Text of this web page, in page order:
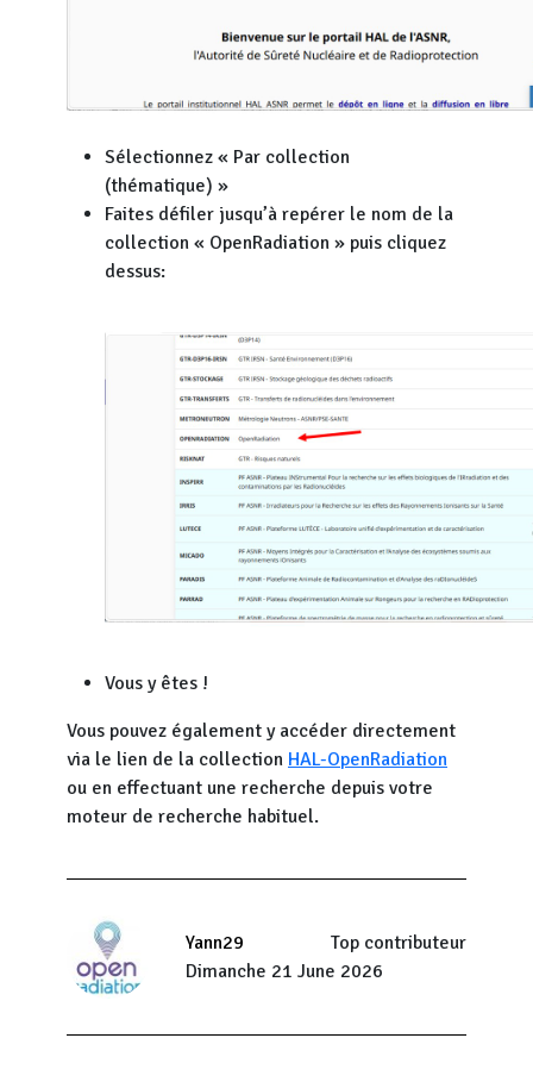
Sélectionnez « Par collection
(thématique) »
Faites défiler jusqu’à repérer le nom de la
collection « OpenRadiation » puis cliquez
dessus:
Vous y êtes !
Vous pouvez également y accéder directement
via le lien de la collection HAL-OpenRadiation
ou en effectuant une recherche depuis votre
moteur de recherche habituel.
Yann29
Top contributeur
Dimanche 21 June 2026